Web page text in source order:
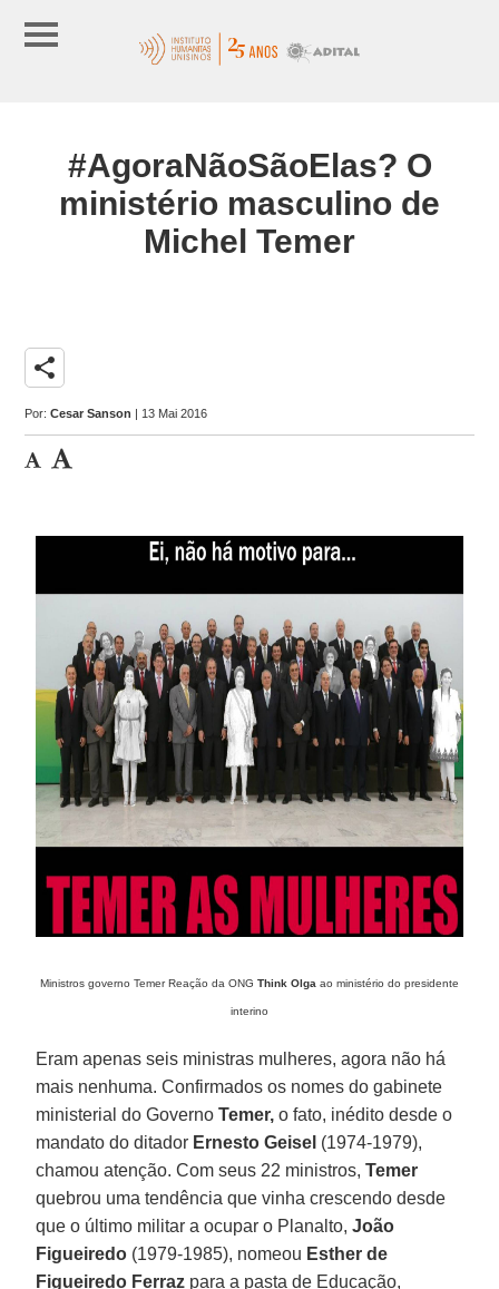
#AgoraNãoSãoElas? O
ministério masculino de
Michel Temer
share
Por:Cesar Sanson | 13 Mai 2016
Ministros governo Temer Reação da ONG Think Olga ao ministério do presidente
interino
Eram apenas seis ministras mulheres, agora não há
mais nenhuma. Confirmados os nomes do gabinete
ministerial do GovernoTemer, o fato, inédito desde o
mandato do ditador Ernesto Geisel (1974-1979),
chamou atenção. Com seus 22 ministros,Temer
quebrou uma tendência que vinha crescendo desde
que o último militar a ocupar o Planalto,João
Figueiredo (1979-1985), nomeou Esther de
Figueiredo Ferraz para a pasta de Educação,